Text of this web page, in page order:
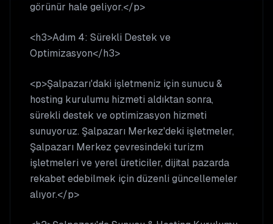
görünür hale geliyor.</p>
<h3>Adım 4: Sürekli Destek ve
Optimizasyon</h3>
<p>Şalpazarı'daki işletmeniz için sunucu &
hosting kurulumu hizmeti aldıktan sonra,
sürekli destek ve optimizasyon hizmeti
sunuyoruz. Şalpazarı Merkez'deki işletmeler,
Şalpazarı Merkez çevresindeki turizm
işletmeleri ve yerel üreticiler, dijital pazarda
rekabet edebilmek için düzenli güncellemeler
alıyor.</p>